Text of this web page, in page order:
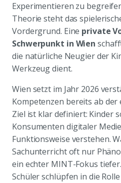
Experimentieren zu
Theorie steht das
Vordergrund. Eine private
Schwerpunkt in Wien
die natürliche Neugier der
Werkzeug dient.
Wien setzt im Jahr 2026
Kompetenzen bereits ab der
Ziel ist klar definiert: Kinder
Konsumenten digitaler
Funktionsweise verstehen.
Sachunterricht oft nur
ein echter MINT-Fokus
Schüler schlüpfen in die